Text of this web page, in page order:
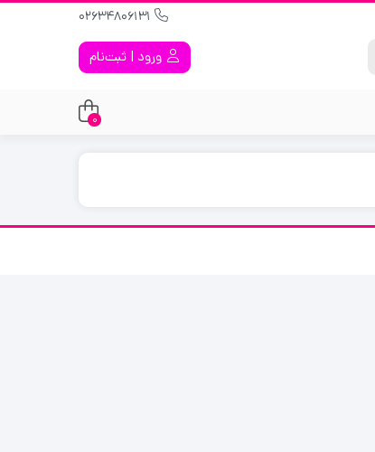
ورود | ثبت‌نام
0